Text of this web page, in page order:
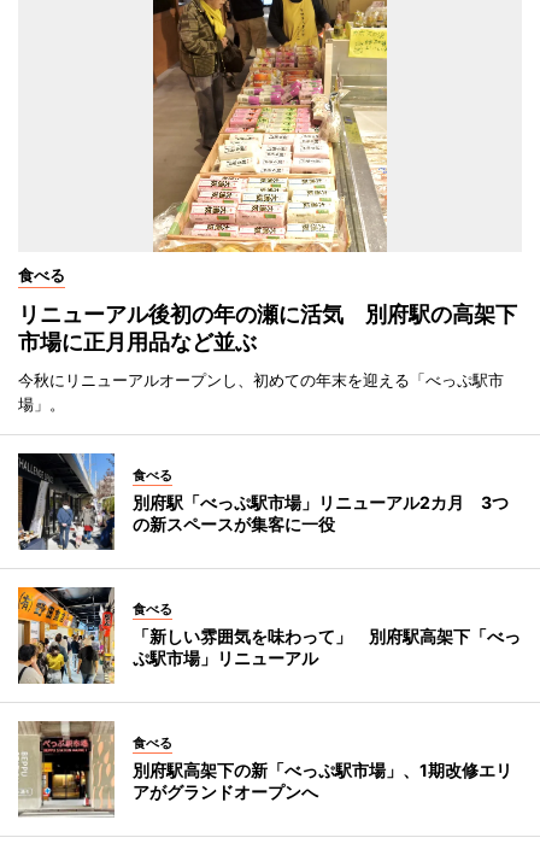
食べる
リニューアル後初の年の瀬に活気 別府駅の高架下
市場に正月用品など並ぶ
今秋にリニューアルオープンし、初めての年末を迎える「べっぷ駅市
場」。
食べる
別府駅「べっぷ駅市場」リニューアル2カ月 3つ
の新スペースが集客に一役
食べる
「新しい雰囲気を味わって」 別府駅高架下「べっ
ぷ駅市場」リニューアル
食べる
別府駅高架下の新「べっぷ駅市場」、1期改修エリ
アがグランドオープンへ